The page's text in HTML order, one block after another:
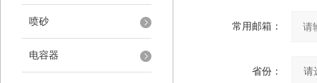
喷砂
电容器
常用邮箱：
省份：